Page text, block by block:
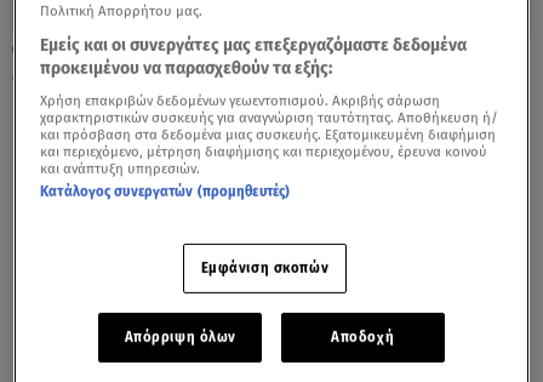
02.02.22, 17:52
Οι κίνδυνοι που «κρύβει» η τηλεργασία
Πολιτική Απορρήτου μας.
Εμείς και οι συνεργάτες μας επεξεργαζόμαστε δεδομένα
προκειμένου να παρασχεθούν τα εξής:
Χρήση επακριβών δεδομένων γεωεντοπισμού. Ακριβής σάρωση
χαρακτηριστικών συσκευής για αναγνώριση ταυτότητας. Αποθήκευση ή/
και πρόσβαση στα δεδομένα μιας συσκευής. Εξατομικευμένη διαφήμιση
και περιεχόμενο, μέτρηση διαφήμισης και περιεχομένου, έρευνα κοινού
και ανάπτυξη υπηρεσιών.
Κατάλογος συνεργατών (προμηθευτές)
Εμφάνιση σκοπών
Απόρριψη όλων Αποδοχή